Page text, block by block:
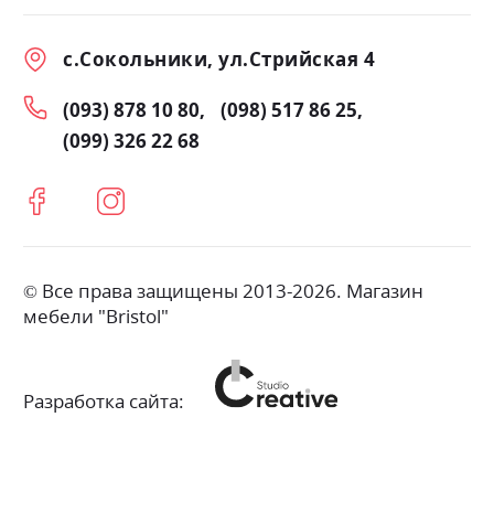
с.Сокольники, ул.Стрийская 4
(093) 878 10 80
(098) 517 86 25
(099) 326 22 68
© Все права защищены 2013-2026. Магазин
мебели "Bristol"
Разработка сайта: